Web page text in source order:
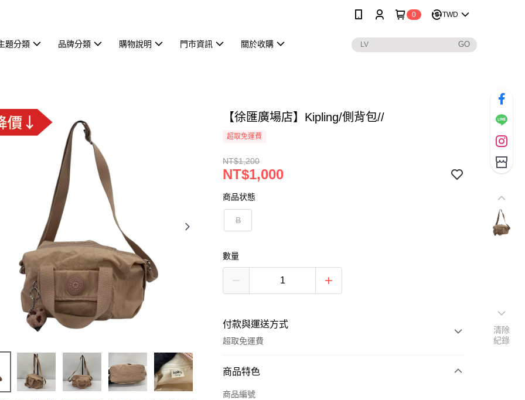
0 TWD
題分類 品牌分類 購物說明 門市資訊 關於收購
【徐匯廣場店】Kipling/側背包//
超取免運費
NT$1,200
NT$1,000
商品状態
B
數量
付款與運送方式
超取免運費
付款方式
信用卡一次付款
商品特色
商品編號
清除
紀錄